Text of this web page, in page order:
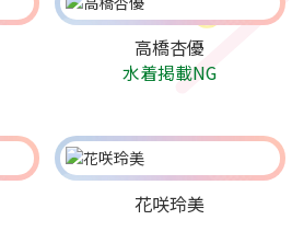
高橋杏優
水着掲載NG
花咲玲美